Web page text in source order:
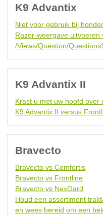
K9 Advantix
Niet voor gebruik bij
Razor-weergave uitvoeren
/Views/Question/
K9 Advantix II
Krast u met uw hoofd over
K9 Advantix II versus
Bravecto
Bravecto vs Comfortis
Bravecto vs Frontline
Bravecto vs NexGard
Houd een assortiment
en wees bereid om een